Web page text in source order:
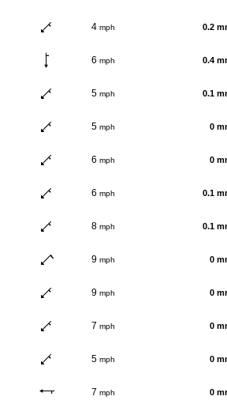
4 mph 0.2
6 mph 0.4
5 mph 0.1
5 mph 0
6 mph 0
6 mph 0.1
8 mph 0.1
9 mph 0
9 mph 0
7 mph 0
5 mph 0
7 mph 0